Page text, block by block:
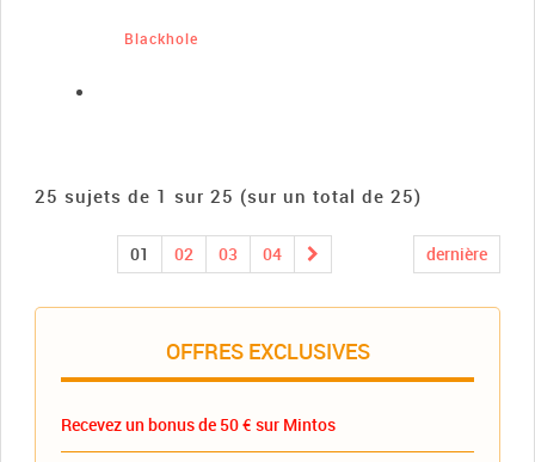
Blackhole
25 sujets de 1 sur 25 (sur un total de 25)
01 02 03 04 dernière
OFFRES EXCLUSIVES
Recevez un bonus de 50 € sur Mintos